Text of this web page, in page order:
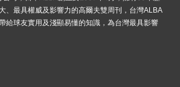
、最具權威及影響力的高爾夫雙周刊，台灣ALBA
給球友實用及淺顯易懂的知識，為台灣最具影響